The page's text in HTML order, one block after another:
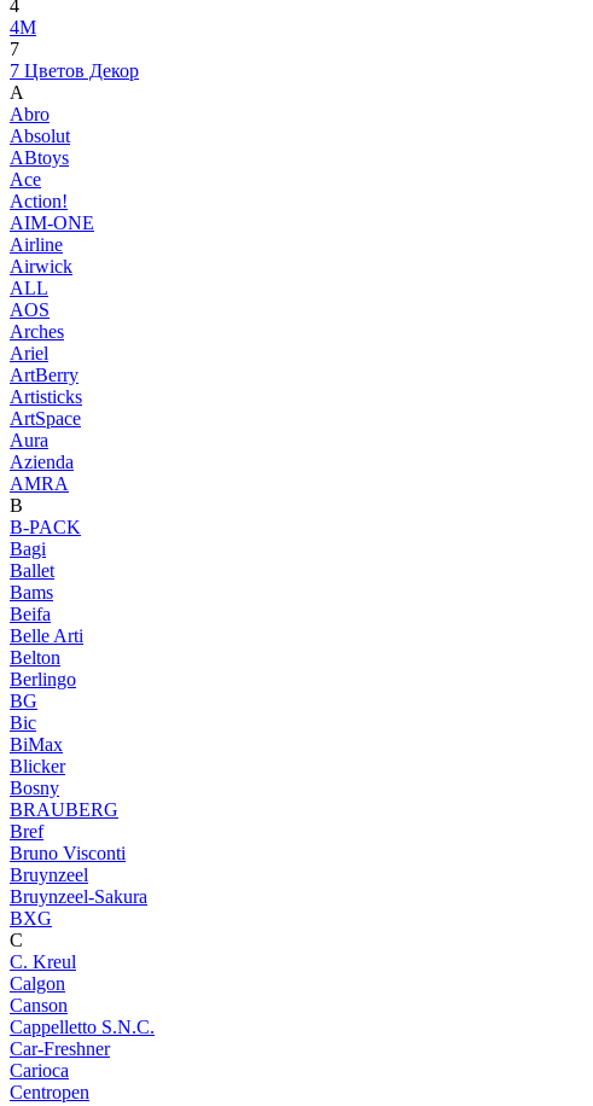
4
4M
7
7 Цветов Декор
A
Abro
Absolut
ABtoys
Ace
Action!
AIM-ONE
Airline
Airwick
ALL
AOS
Arches
Ariel
ArtBerry
Artisticks
ArtSpace
Aura
Azienda
AМRA
B
B-PACK
Bagi
Ballet
Bams
Beifa
Belle Arti
Belton
Berlingo
BG
Bic
BiMax
Blicker
Bosny
BRAUBERG
Bref
Bruno Visconti
Bruynzeel
Bruynzeel-Sakura
BXG
C
C. Kreul
Calgon
Canson
Cappelletto S.N.C.
Car-Freshner
Carioca
Centropen